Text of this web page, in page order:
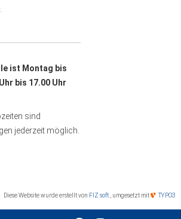
ist Montag bis
bis 17.00 Uhr
sind
jederzeit möglich.
Diese Website wurde erstellt von FIZ soft , umgesetzt mit TYPO3